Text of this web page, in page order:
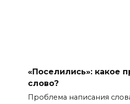
«Поселились»: какое
слово?
Проблема написания